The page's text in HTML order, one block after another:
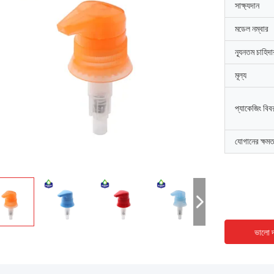
সাক্ষ্যদান
মডেল নম্বার
ন্যূনতম
মূল্য
প্যাকেজিং
যোগানের
ভালো